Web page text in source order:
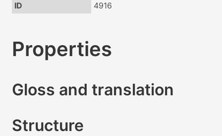
ID
4916
Properties
Gloss and translation
Structure